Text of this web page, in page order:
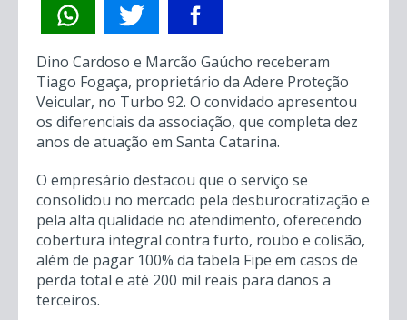
Dino Cardoso e Marcão Gaúcho receberam
Tiago Fogaça, proprietário da Adere Proteção
Veicular, no Turbo 92. O convidado apresentou
os diferenciais da associação, que completa dez
anos de atuação em Santa Catarina.
O empresário destacou que o serviço se
consolidou no mercado pela desburocratização e
pela alta qualidade no atendimento, oferecendo
cobertura integral contra furto, roubo e colisão,
além de pagar 100% da tabela Fipe em casos de
perda total e até 200 mil reais para danos a
terceiros.